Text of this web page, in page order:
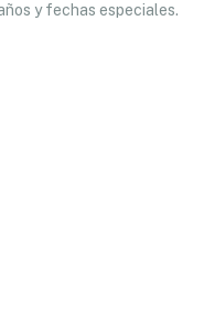
y fechas especiales.